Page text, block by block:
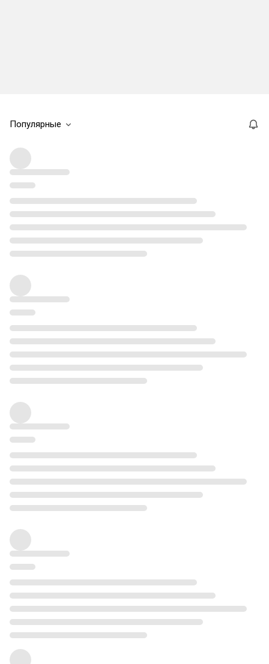
Популярные